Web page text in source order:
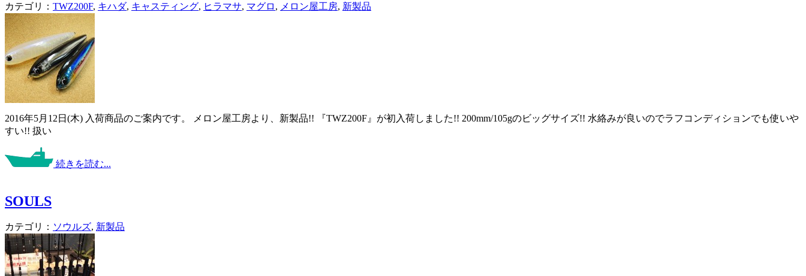
カテゴリ： TWZ200F, キハダ, キャスティング, ヒラマサ, マグロ , メロン屋工房, 新製品
2016年5月12日(木) 入荷商品のご案内です。 メロン屋工房より、新製品!! 『TWZ200F』が初入荷しました!! 200mm/105gのビッグサイズ!! 水絡みが良いのでラフコンディションでも使いや
すい!! 扱い
続きを読む...
SOULS
カテゴリ： ソウルズ, 新製品